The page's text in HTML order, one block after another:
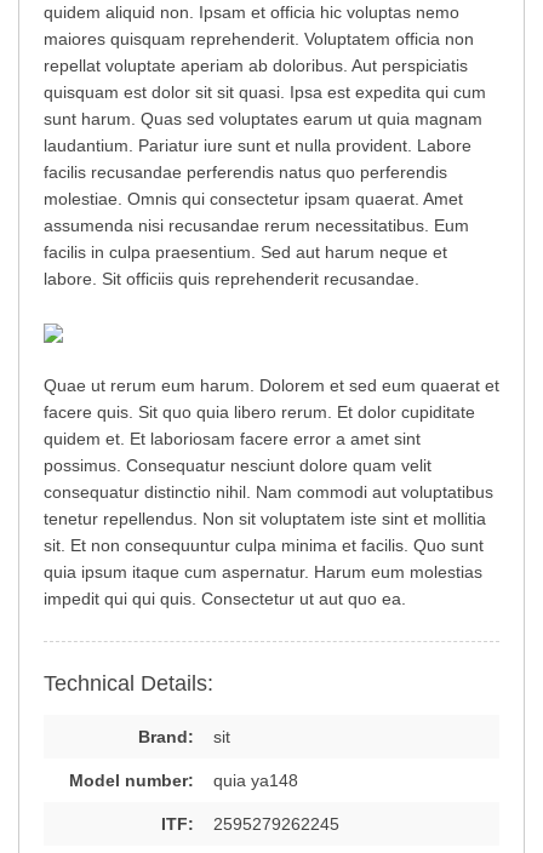
quidem aliquid non. Ipsam et officia hic voluptas nemo
maiores quisquam reprehenderit. Voluptatem officia non
repellat voluptate aperiam ab doloribus. Aut perspiciatis
quisquam est dolor sit sit quasi. Ipsa est expedita qui cum
sunt harum. Quas sed voluptates earum ut quia magnam
laudantium. Pariatur iure sunt et nulla provident. Labore
facilis recusandae perferendis natus quo perferendis
molestiae. Omnis qui consectetur ipsam quaerat. Amet
assumenda nisi recusandae rerum necessitatibus. Eum
facilis in culpa praesentium. Sed aut harum neque et
labore. Sit officiis quis reprehenderit recusandae.
Quae ut rerum eum harum. Dolorem et sed eum quaerat et
facere quis. Sit quo quia libero rerum. Et dolor cupiditate
quidem et. Et laboriosam facere error a amet sint
possimus. Consequatur nesciunt dolore quam velit
consequatur distinctio nihil. Nam commodi aut voluptatibus
tenetur repellendus. Non sit voluptatem iste sint et mollitia
sit. Et non consequuntur culpa minima et facilis. Quo sunt
quia ipsum itaque cum aspernatur. Harum eum molestias
impedit qui qui quis. Consectetur ut aut quo ea.
Technical Details:
Brand: sit
Model number: quia ya148
ITF: 2595279262245